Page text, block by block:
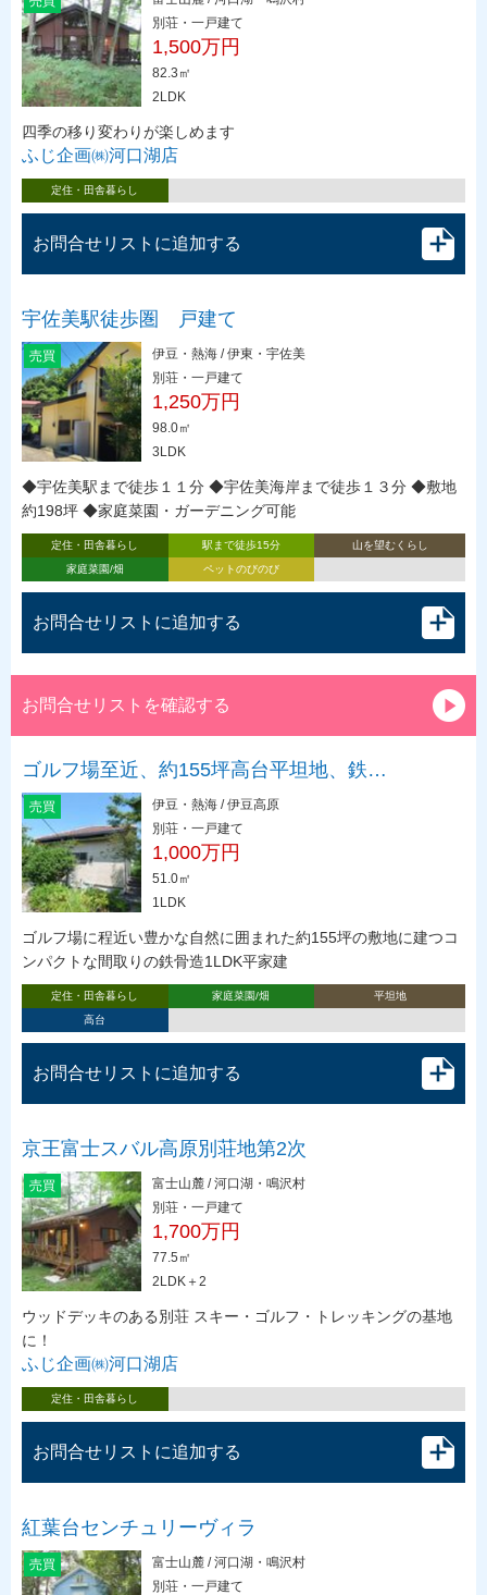
別荘・一戸建て
1,500万円
82.3㎡
2LDK
四季の移り変わりが楽しめます
ふじ企画㈱河口湖店
定住・田舎暮らし
お問合せリストに追加する
宇佐美駅徒歩圏 戸建て
売買
伊豆・熱海 / 伊東・宇佐美
別荘・一戸建て
1,250万円
98.0㎡
3LDK
◆宇佐美駅まで徒歩１１分 ◆宇佐美海岸まで徒歩１３分 ◆敷地
約198坪 ◆家庭菜園・ガーデニング可能
定住・田舎暮らし 駅まで徒歩15分
山を望むくらし
家庭菜園/畑
ペットのびのび
お問合せリストに追加する
お問合せリストを確認する
ゴルフ場至近、約155坪高台平坦地、鉄…
売買
伊豆・熱海 / 伊豆高原
別荘・一戸建て
1,000万円
51.0㎡
1LDK
ゴルフ場に程近い豊かな自然に囲まれた約155坪の敷地に建つコ
ンパクトな間取りの鉄骨造1LDK平家建
定住・田舎暮らし 家庭菜園/畑
平坦地
高台
お問合せリストに追加する
京王富士スバル高原別荘地第2次
売買
富士山麓 / 河口湖・鳴沢村
別荘・一戸建て
1,700万円
77.5㎡
2LDK＋2
ウッドデッキのある別荘 スキー・ゴルフ・トレッキングの基地
に！
ふじ企画㈱河口湖店
定住・田舎暮らし
お問合せリストに追加する
紅葉台センチュリーヴィラ
売買
富士山麓 / 河口湖・鳴沢村
別荘・一戸建て